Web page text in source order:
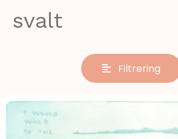
svalt
Filtrering